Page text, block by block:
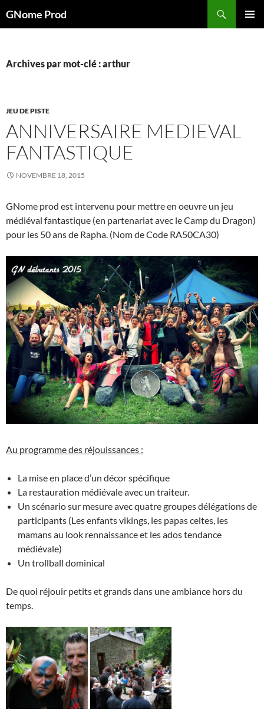
auGNome Prod
Archives par mot-clé : arthur
JEU DE PISTE
ANNIVERSAIRE MEDIEVAL
FANTASTIQUE
NOVEMBRE 18, 2015
GNome prod est intervenu pour mettre en oeuvre un jeu
médiéval fantastique (en partenariat avec le Camp du Dragon)
pour les 50 ans de Rapha. (Nom de Code RA50CA30)
Au programme des réjouissances :
La mise en place d’un décor spécifique
La restauration médiévale avec un traiteur.
Un scénario sur mesure avec quatre groupes délégations de
participants (Les enfants vikings, les papas celtes, les
mamans au look rennaissance et les ados tendance
médiévale)
Un trollball dominical
De quoi réjouir petits et grands dans une ambiance hors du
temps.